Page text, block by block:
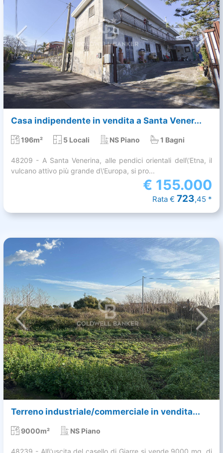
Casa indipendente in vendita a Santa Vener...
196m² 5 Locali NS Piano 1 Bagni
48209 - A Santa Venerina, alle pendici orientali dell\'Etna, il
vulcano attivo più grande d\'Europa, si pro...
€ 155.000
Rata € 723,45 *
Terreno industriale/commerciale in vendita...
9000m² NS Piano